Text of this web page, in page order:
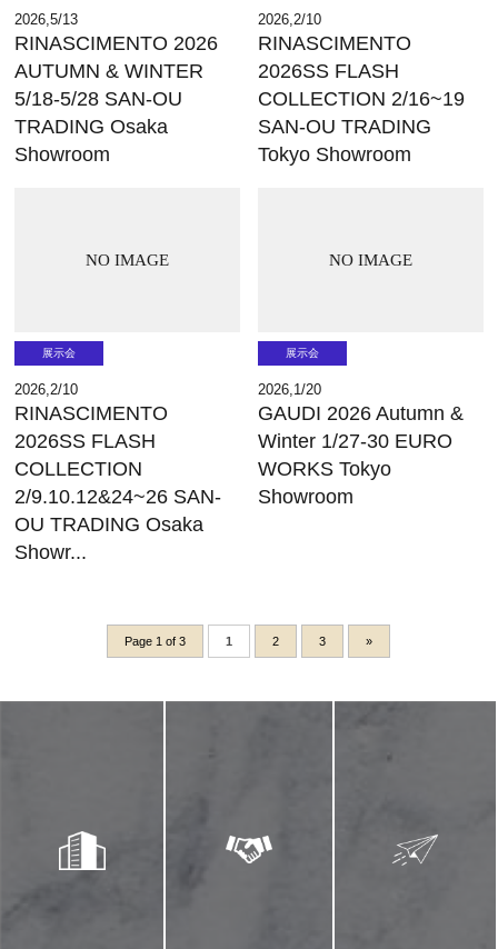
2026,5/13
RINASCIMENTO 2026
AUTUMN & WINTER
5/18-5/28 SAN-OU
TRADING Osaka
Showroom
2026,2/10
RINASCIMENTO
2026SS FLASH
COLLECTION 2/16~19
SAN-OU TRADING
Tokyo Showroom
NO IMAGE
展示会
2026,2/10
RINASCIMENTO
2026SS FLASH
COLLECTION
2/9.10.12&24~26 SAN-
OU TRADING Osaka
Showr...
NO IMAGE
展示会
2026,1/20
GAUDI 2026 Autumn &
Winter 1/27-30 EURO
WORKS Tokyo
Showroom
Page 1 of 3 1 2 3 »